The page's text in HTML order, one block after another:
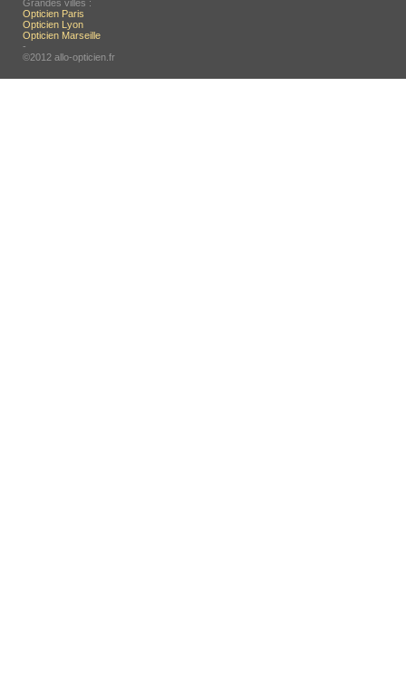
Grandes villes :
Opticien Paris
Opticien Lyon
Opticien Marseille
-
©2012 allo-opticien.fr